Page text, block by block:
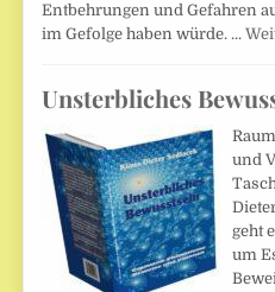
Entbehrungen und Gefahren
im Gefolge haben würde. ...
Unsterbliches
und
geht
um